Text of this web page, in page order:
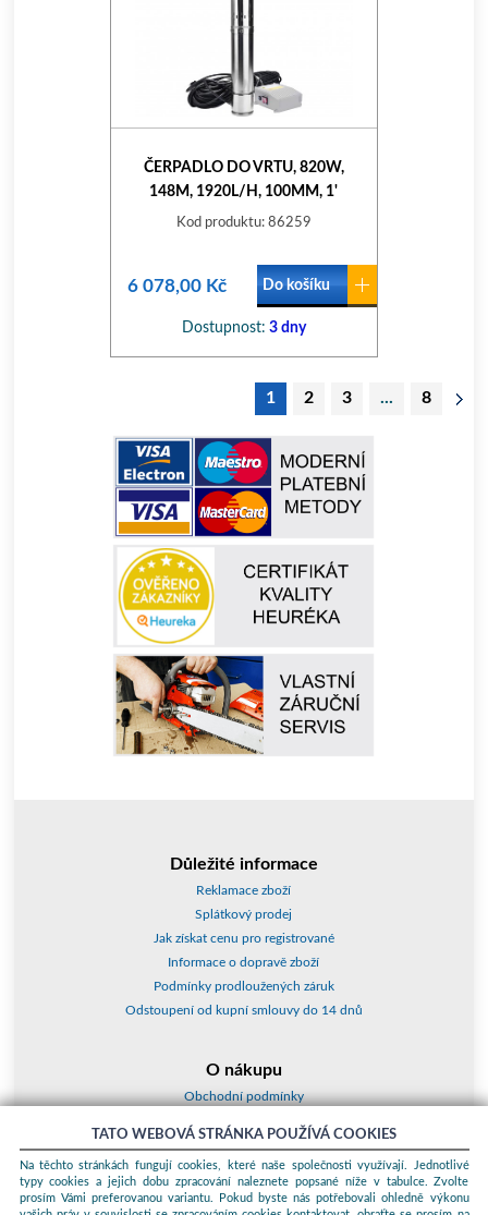
ČERPADLO DO VRTU, 820W,
148M, 1920L/H, 100MM, 1'
Kod produktu: 86259
6 078,00 Kč Do košíku
Dostupnost: 3 dny
1 2 3 ... 8
Důležité informace
Reklamace zboží
Splátkový prodej
Jak získat cenu pro registrované
Informace o dopravě zboží
Podmínky prodloužených záruk
Odstoupení od kupní smlouvy do 14 dnů
O nákupu
Obchodní podmínky
Kontakty a adresy
Essox splátky
TATO WEBOVÁ STRÁNKA POUŽÍVÁ COOKIES
Na těchto stránkách fungují cookies, které naše společnosti využívají. Jednotlivé
typy cookies a jejich dobu zpracování naleznete popsané níže v tabulce. Zvolte
prosím Vámi preferovanou variantu. Pokud byste nás potřebovali ohledně výkonu